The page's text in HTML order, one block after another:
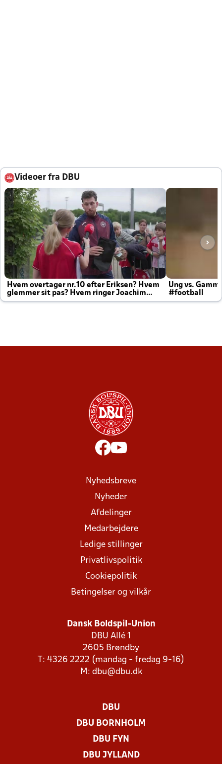
Videoer fra DBU
Hvem overtager nr.10 efter Eriksen? Hvem
glemmer sit pas? Hvem ringer Joachim
altid til efter kampe?
Ung vs.
#football
Nyhedsbreve
Nyheder
Afdelinger
Medarbejdere
Ledige stillinger
Privatlivspolitik
Cookiepolitik
Betingelser og vilkår
Dansk Boldspil-Union
DBU Allé 1
2605 Brøndby
T: 4326 2222 (mandag - fredag 9-16)
M: dbu@dbu.dk
DBU
DBU BORNHOLM
DBU FYN
DBU JYLLAND